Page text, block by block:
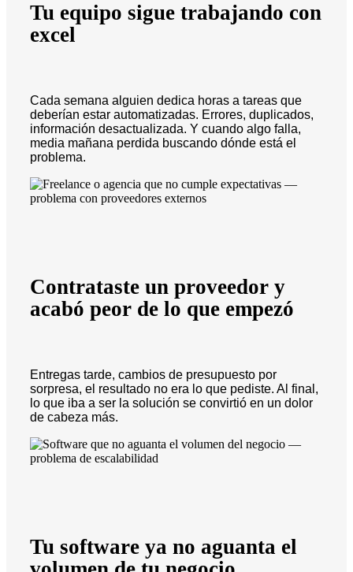
Tu equipo sigue trabajando con
excel
Cada semana alguien dedica horas a tareas que
deberían estar automatizadas. Errores, duplicados,
información desactualizada. Y cuando algo falla,
media mañana perdida buscando dónde está el
problema.
Contrataste un proveedor y
acabó peor de lo que empezó
Entregas tarde, cambios de presupuesto por
sorpresa, el resultado no era lo que pediste. Al final,
lo que iba a ser la solución se convirtió en un dolor
de cabeza más.
Tu software ya no aguanta el